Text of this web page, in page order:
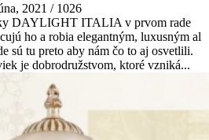
2021 / 1026
DAYLIGHT ITALIA v prvom rade
ho a robia elegantným, luxusným al
sú tu preto aby nám čo to aj osvetlili.
je dobrodružstvom, ktoré vzniká...